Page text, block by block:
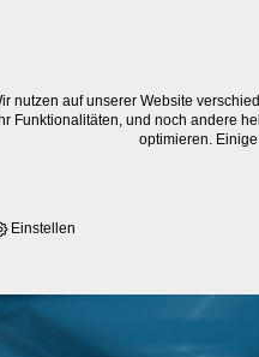
nutzen auf unserer Website
Funktionalitäten, und noch andere
optimieren.
Einstellen